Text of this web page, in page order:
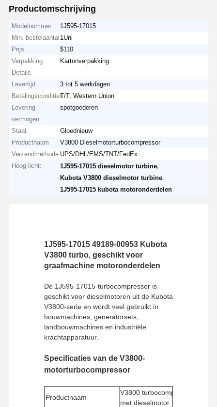
Productomschrijving
Modelnummer
1J595-17015
Min. bestelaantal 1Uni
Prijs
$110
Verpakking
Details
Kartonverpakking
Levertijd
3 tot 5 werkdagen
BetalingsconditiesT/T, Western Union
Levering
vermogen
spotgoederen
Staat
Gloednieuw
Productnaam
V3800 Dieselmotorturbocompressor
Verzendmethode UPS/DHL/EMS/TNT/FedEx
Hoog licht:
1J595-17015 dieselmotor turbine
Kubota V3800 dieselmotor turbine
1J595-17015 kubota motoronderdelen
1J595-17015 49189-00953 Kubota
V3800 turbo, geschikt voor
graafmachine motoronderdelen
De 1J595-17015-turbocompressor is
geschikt voor dieselmotoren uit de Kubota
V3800-serie en wordt veel gebruikt in
bouwmachines, generatorsets,
landbouwmachines en industriële
krachtapparatuur.
Specificaties van de V3800-
motorturbocompressor
Productnaam
V3800 turbocompressor
met dieselmotor